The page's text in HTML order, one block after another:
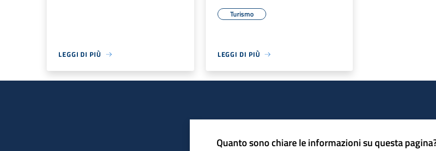
LEGGI DI PIÙ
Turismo
LEGGI DI PIÙ
Quanto sono chiare le informazioni su questa